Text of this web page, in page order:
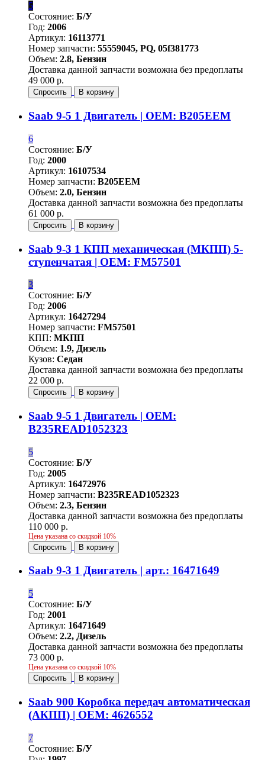
5
Состояние: Б/У
Год: 2006
Артикул: 16113771
Номер запчасти: 55559045, PQ, 05f381773
Объем: 2.8, Бензин
Доставка данной запчасти возможна без предоплаты
49 000 р.
Спросить В корзину
Saab 9-5 1 Двигатель | OEM: B205EEM
6
Состояние: Б/У
Год: 2000
Артикул: 16107534
Номер запчасти: B205EEM
Объем: 2.0, Бензин
Доставка данной запчасти возможна без предоплаты
61 000 р.
Спросить В корзину
Saab 9-3 1 КПП механическая (МКПП) 5-
ступенчатая | OEM: FM57501
3
Состояние: Б/У
Год: 2006
Артикул: 16427294
Номер запчасти: FM57501
КПП: МКПП
Объем: 1.9, Дизель
Кузов: Седан
Доставка данной запчасти возможна без предоплаты
22 000 р.
Спросить В корзину
Saab 9-5 1 Двигатель | OEM:
B235READ1052323
5
Состояние: Б/У
Год: 2005
Артикул: 16472976
Номер запчасти: B235READ1052323
Объем: 2.3, Бензин
Доставка данной запчасти возможна без предоплаты
110 000 р.
Цена указана со скидкой 10%
Спросить В корзину
Saab 9-3 1 Двигатель | арт.: 16471649
5
Состояние: Б/У
Год: 2001
Артикул: 16471649
Объем: 2.2, Дизель
Доставка данной запчасти возможна без предоплаты
73 000 р.
Цена указана со скидкой 10%
Спросить В корзину
Saab 900 Коробка передач автоматическая
(АКПП) | OEM: 4626552
7
Состояние: Б/У